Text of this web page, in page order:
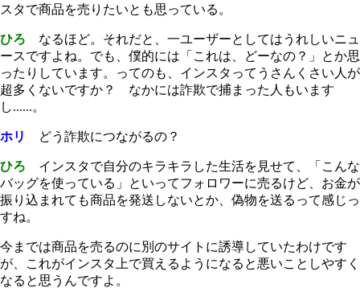
スタで商品を売りたいとも思っている。
ひろ なるほど。それだと、一ユーザーとしてはうれしいニュ
ースですよね。でも、僕的には「これは、どーなの？」とか思
ったりしています。ってのも、インスタってうさんくさい人が
超多くないですか？ なかには詐欺で捕まった人もいます
し......。
ホリ どう詐欺につながるの？
ひろ インスタで自分のキラキラした生活を見せて、「こんな
バッグを使っている」といってフォロワーに売るけど、お金が
振り込まれても商品を発送しないとか、偽物を送るって感じっ
すね。
今までは商品を売るのに別のサイトに誘導していたわけです
が、これがインスタ上で買えるようになると悪いことしやすく
なると思うんですよ。